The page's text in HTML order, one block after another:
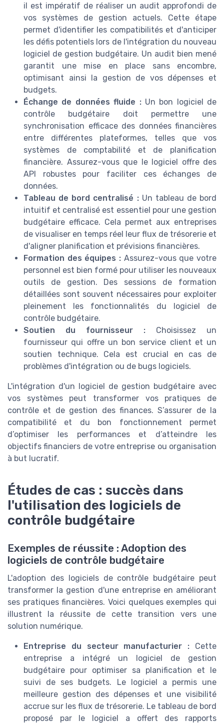
il est impératif de réaliser un audit approfondi de
vos systèmes de gestion actuels. Cette étape
permet d'identifier les compatibilités et d'anticiper
les défis potentiels lors de l'intégration du nouveau
logiciel de gestion budgétaire. Un audit bien mené
garantit une mise en place sans encombre,
optimisant ainsi la gestion de vos dépenses et
budgets.
Échange de données fluide :Un bon logiciel de
contrôle budgétaire doit permettre une
synchronisation efficace des données financières
entre différentes plateformes, telles que vos
systèmes de comptabilité et de planification
financière. Assurez-vous que le logiciel offre des
API robustes pour faciliter ces échanges de
données.
Tableau de bord centralisé :Un tableau de bord
intuitif et centralisé est essentiel pour une gestion
budgétaire efficace. Cela permet aux entreprises
de visualiser en temps réel leur flux de trésorerie et
d'aligner planification et prévisions financières.
Formation des équipes : Assurez-vous que votre
personnel est bien formé pour utiliser les nouveaux
outils de gestion. Des sessions de formation
détaillées sont souvent nécessaires pour exploiter
pleinement les fonctionnalités du logiciel de
contrôle budgétaire.
Soutien du fournisseur : Choisissez un
fournisseur qui offre un bon service client et un
soutien technique. Cela est crucial en cas de
problèmes d'intégration ou de bugs logiciels.
L'intégration d'un logiciel de gestion budgétaire avec
vos systèmes peut transformer vos pratiques de
contrôle et de gestion des finances. S’assurer de la
compatibilité et du bon fonctionnement permet
d’optimiser les performances et d’atteindre les
objectifs financiers de votre entreprise ou organisation
à but lucratif.
Études de cas : succès dans
l'utilisation des logiciels de
contrôle budgétaire
Exemples de réussite : Adoption des
logiciels de contrôle budgétaire
L'adoption des logiciels de contrôle budgétaire peut
transformer la gestion d'une entreprise en améliorant
ses pratiques financières. Voici quelques exemples qui
illustrent la réussite de cette transition vers une
solution numérique.
Entreprise du secteur manufacturier : Cette
entreprise a intégré un logiciel de gestion
budgétaire pour optimiser sa planification et le
suivi de ses budgets. Le logiciel a permis une
meilleure gestion des dépenses et une visibilité
accrue sur les flux de trésorerie. Le tableau de bord
proposé par le logiciel a offert des rapports